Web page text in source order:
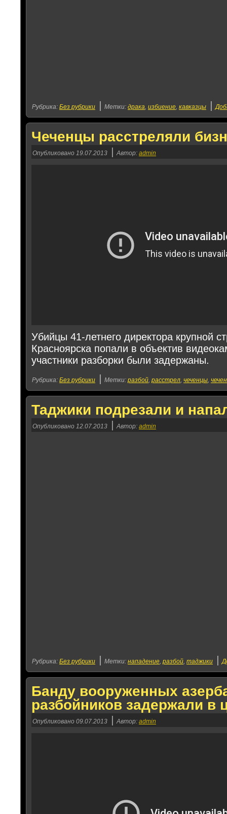
Рубрика: Без рубрики Метки: драка, избиение, кавказцы
Чеченцы расстреляли
Опубликовано 19.07.2013 Автор: admin
Убийцы 41-летнего директора крупной
Красноярска попали в объектив
участники разборки были задержаны.
Рубрика: Без рубрики Метки: разбой, расстрел, чеченцы,
Таджики подрезали и
Опубликовано 12.07.2013 Автор: admin
Рубрика: Без рубрики Метки: нападение, разбой, таджики
Банду вооруженных
разбойников задержали в
Опубликовано 09.07.2013 Автор: admin